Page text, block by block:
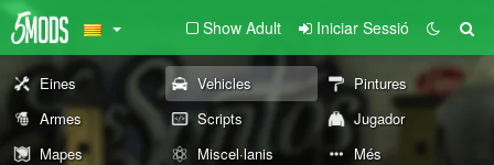
Show Adult Iniciar Sessió
Eines Vehicles
Pintures
Armes
Scripts
Jugador
Mapes
Miscel·lanis Més